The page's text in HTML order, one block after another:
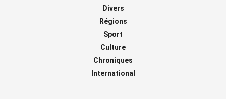
Divers
Régions
Sport
Culture
Chroniques
International